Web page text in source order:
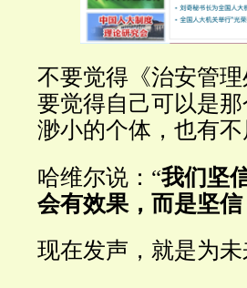
不要觉得《治安管
要觉得自己可以是
渺小的个体，也有不
哈维尔说：“我们坚
会有效果，而是坚
现在发声，就是为未